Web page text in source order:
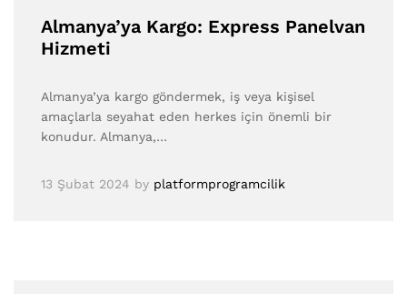
Almanya’ya Kargo: Express Panelvan
Hizmeti
Almanya’ya kargo göndermek, iş veya kişisel
amaçlarla seyahat eden herkes için önemli bir
konudur. Almanya,…
13 Şubat 2024 by platformprogramcilik